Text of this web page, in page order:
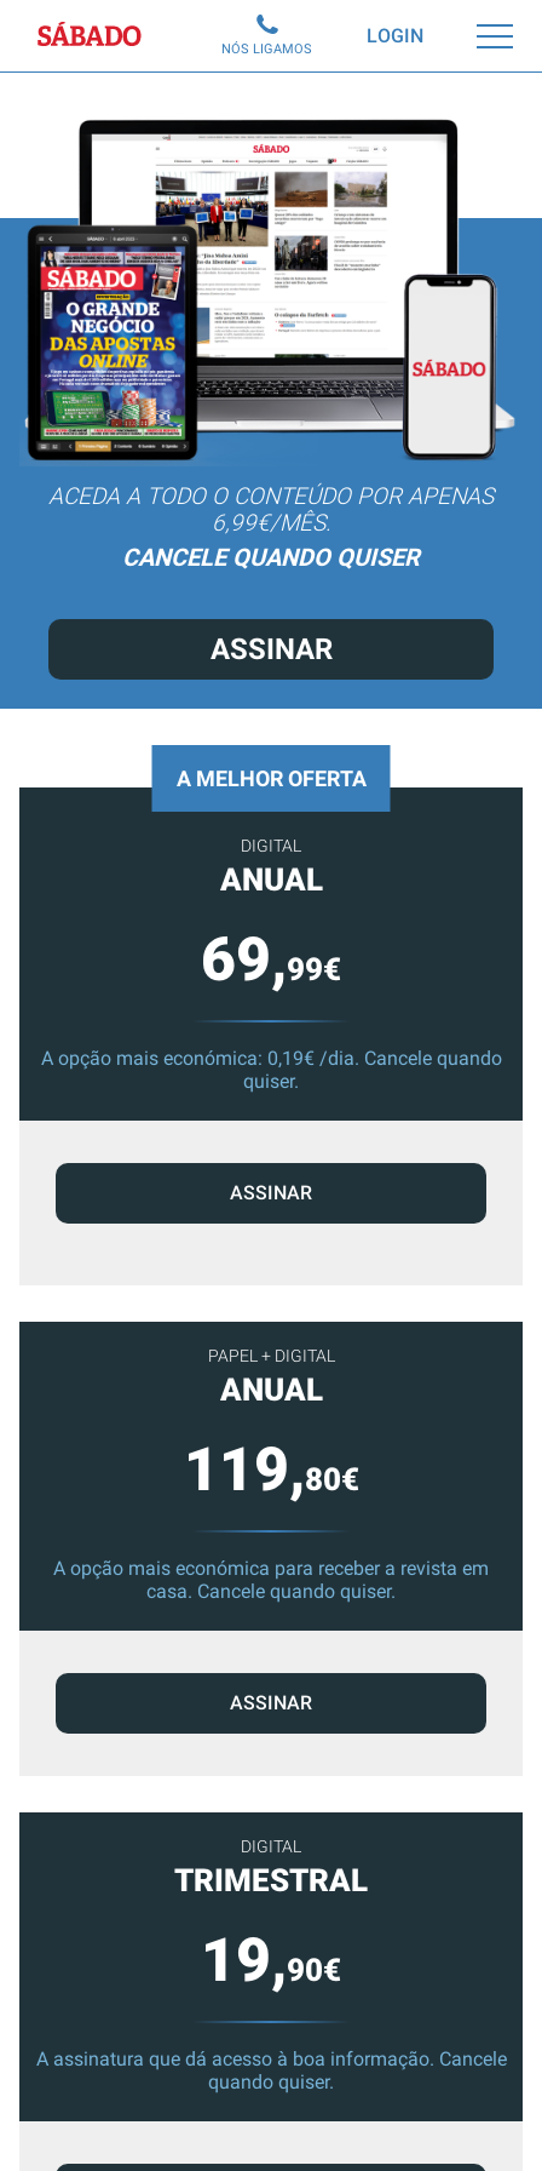
Sábado LOGIN
NÓS LIGAMOS
ACEDA A TODO O CONTEÚDO POR APENAS
6,99€/MÊS.
CANCELE QUANDO QUISER
ASSINAR
PAPEL + DIGITAL
ANUAL
119,80€
A opção mais económica para receber a revista em
casa. Cancele quando quiser.
ASSINAR
DIGITAL
TRIMESTRAL
19,90€
A assinatura que dá acesso à boa informação. Cancele
quando quiser.
A MELHOR OFERTA
DIGITAL
ANUAL
69,99€
A opção mais económica: 0,19€ /dia. Cancele quando
quiser.
ASSINAR